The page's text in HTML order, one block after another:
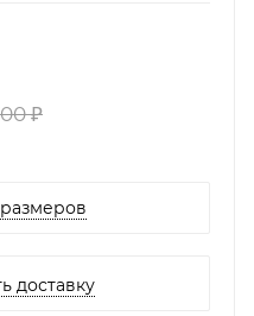
₽
доставку